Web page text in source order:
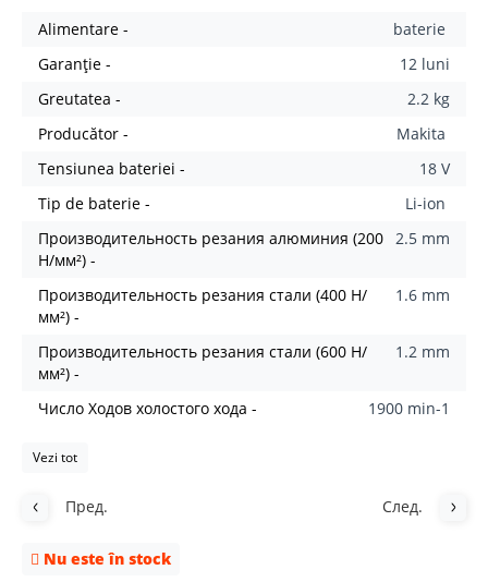
Alimentare -
baterie
Garanție -
12 luni
Greutatea -
2.2 kg
Producător -
Makita
Tensiunea bateriei -
18 V
Tip de baterie -
Li-ion
Производительность резания алюминия (200
Н/мм²) -
2.5 mm
Производительность резания стали (400 Н/
мм²) -
1.6 mm
Производительность резания стали (600 Н/
мм²) -
1.2 mm
Число Ходов холостого хода - 1900 min-1
Vezi tot
Пред. След.
Nu este în stock